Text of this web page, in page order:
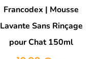
Francodex | Mousse
Lavante Sans Rinçage
pour Chat 150ml